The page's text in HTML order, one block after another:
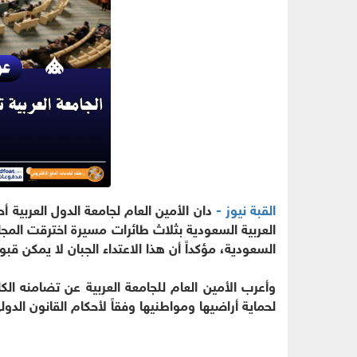
القبة نيوز - دان الأمين العام لجامعة الدول
العربية السعودية بثلاث طائرات مسيرة اخترقت
السعودية، مؤكداً أن هذا الاعتداء الجبان لا يمكن
وأعرب الأمين العام للجامعة العربية عن تضامنه
لحماية أراضيها ومواطنيها وفقاً لأحكام القانون